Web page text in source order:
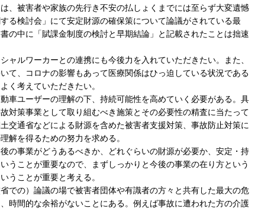
、被害者や家族の先行き不安の払しょくまでには至らず大変遺憾
る検討会」にて安定財源の確保策について論議がされている最
の中に「賦課金制度の検討と早期結論」と記載されたことは拙速
ャルワーカーとの連携にも今後力を入れていただきたい。また、
て、コロナの影響もあって医療関係はひっ迫している状況である
く考えていただきたい。
車ユーザーの理解の下、持続可能性を高めていく必要がある。具
対策事業として取り組むべき施策とその必要性の精査に当たって
交通省などによる財源を含めた被害者支援対策、事故防止対策に
解を得るための努力を求める。
の事業がどうあるべきか、どれぐらいの財源が必要か、安定・持
うことが重要なので、まずしっかりと今後の事業の在り方という
うことが重要と考える。
での）論議の場で被害者団体や有識者の方々と共有した最大の危
時間的な余裕がないことにある。例えば事故に遭われた方の介護